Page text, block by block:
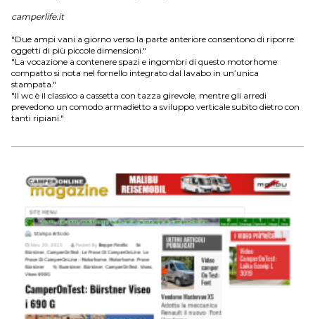
camperlife.it
"Due ampi vani a giorno verso la parte anteriore consentono di riporre
oggetti di più piccole dimensioni."
"La vocazione a contenere spazi e ingombri di questo motorhome
compatto si nota nel fornello integrato dal lavabo in un’unica
stampata."
"Il wc è il classico a cassetta con tazza girevole, mentre gli arredi
prevedono un comodo armadietto a sviluppo verticale subito dietro con
tanti ripiani."